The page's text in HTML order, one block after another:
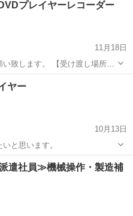
プレイヤーレコーダー
11月18日
受け渡し場所】
車場 【受け渡し時間帯】 ・平
、祝日の午前10時前後
レコーダー
ヤー
10月13日
と思います。
映像プレーヤー、レコーダー
遣社員≫機械操作・製造補